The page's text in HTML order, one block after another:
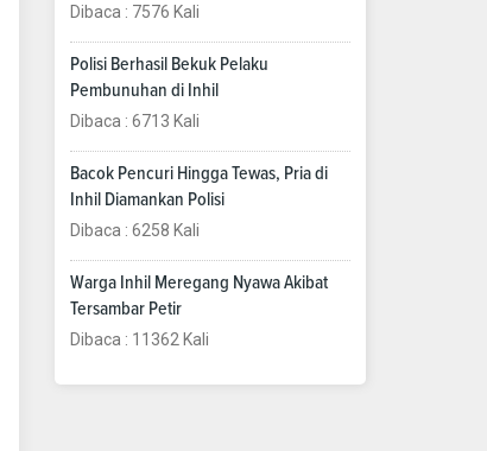
Dibaca : 7576 Kali
Polisi Berhasil Bekuk Pelaku
Pembunuhan di Inhil
Dibaca : 6713 Kali
Bacok Pencuri Hingga Tewas, Pria di
Inhil Diamankan Polisi
Dibaca : 6258 Kali
Warga Inhil Meregang Nyawa Akibat
Tersambar Petir
Dibaca : 11362 Kali